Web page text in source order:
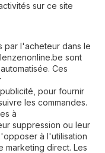
sur ce site
par l'acheteur dans le
sont
Ces
pour fournir
les commandes.
à
suppression ou leur
à l'utilisation
marketing direct. Les